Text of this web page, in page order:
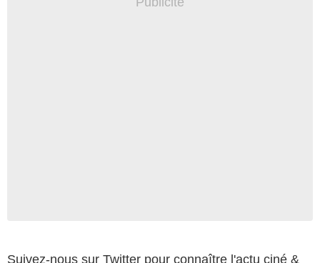
Suivez-nous sur Twitter pour connaître l'actu ciné &